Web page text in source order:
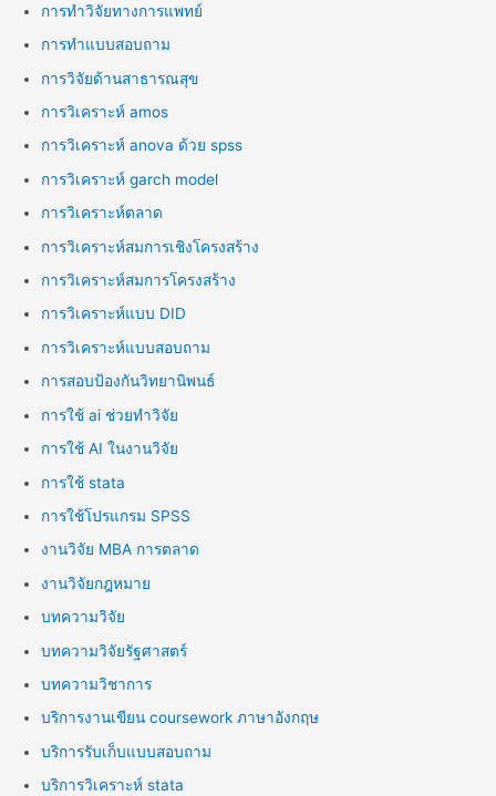
การทำวิจัยทางการแพทย์
การทำแบบสอบถาม
การวิจัยด้านสาธารณสุข
การวิเคราะห์ amos
การวิเคราะห์ anova ด้วย spss
การวิเคราะห์ garch model
การวิเคราะห์ตลาด
การวิเคราะห์สมการเชิงโครงสร้าง
การวิเคราะห์สมการโครงสร้าง
การวิเคราะห์แบบ DID
การวิเคราะห์แบบสอบถาม
การสอบป้องกันวิทยานิพนธ์
การใช้ ai ช่วยทำวิจัย
การใช้ AI ในงานวิจัย
การใช้ stata
การใช้โปรแกรม SPSS
งานวิจัย MBA การตลาด
งานวิจัยกฎหมาย
บทความวิจัย
บทความวิจัยรัฐศาสตร์
บทความวิชาการ
บริการงานเขียน coursework ภาษาอังกฤษ
บริการรับเก็บแบบสอบถาม
บริการวิเคราะห์ stata